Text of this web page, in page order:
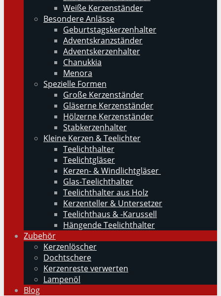
Weiße Kerzenständer
Besondere Anlässe
Geburtstagskerzenhalter
Adventskranzständer
Adventskerzenhalter
Chanukkia
Menora
Spezielle Formen
Große Kerzenständer
Gläserne Kerzenständer
Hölzerne Kerzenständer
Stabkerzenhalter
Kleine Kerzen & Teelichter
Teelichthalter
Teelichtgläser
Kerzen- & Windlichtgläser
Glas-Teelichthalter
Teelichthalter aus Holz
Kerzenteller & Untersetzer
Teelichthaus & -Karussell
Hängende Teelichthalter
Zubehör
Kerzenlöscher
Dochtschere
Kerzenreste verwerten
Lampenöl
Blog